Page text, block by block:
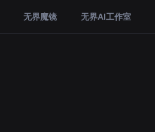
无界魔镜 无界AI工作室